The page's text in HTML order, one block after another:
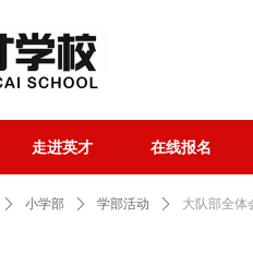
走进英才
走进英才
在线报名
在线报名
ꄲ 小学部 ꄲ 学部活动 ꄲ 大队部全体